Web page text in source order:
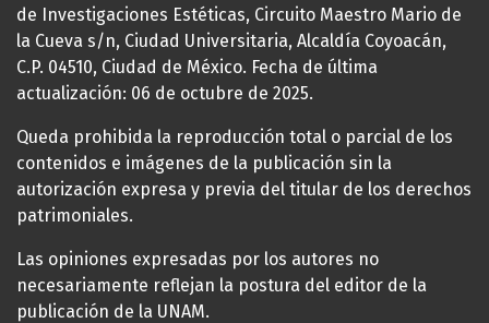
de Investigaciones Estéticas, Circuito Maestro Mario de
la Cueva s/n, Ciudad Universitaria, Alcaldía Coyoacán,
C.P. 04510, Ciudad de México. Fecha de última
actualización: 06 de octubre de 2025.
Queda prohibida la reproducción total o parcial de los
contenidos e imágenes de la publicación sin la
autorización expresa y previa del titular de los derechos
patrimoniales.
Las opiniones expresadas por los autores no
necesariamente reflejan la postura del editor de la
publicación de la UNAM.